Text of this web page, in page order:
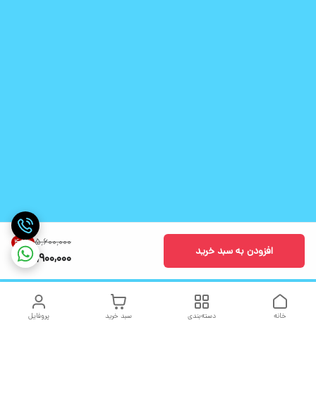
۵٬۶۰۰٬۰۰۰ 48%
2,900,000 افزودن به سبد خرید
پروفایل سبد خرید دسته‌بندی خانه